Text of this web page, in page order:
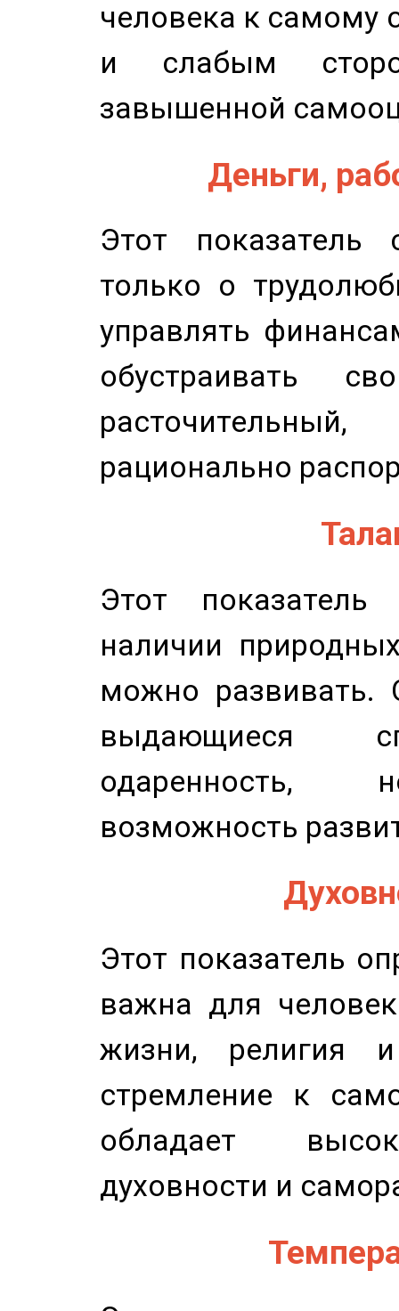
человека к самому
и слабым
завышенной
Деньги,
Этот показатель
только о
управлять
обустраивать
рационально
Этот показатель
наличии
можно развивать.
выдающиеся
одаренность,
возможность
Этот показатель
важна для
жизни, религия
стремление к
обладает
духовности и